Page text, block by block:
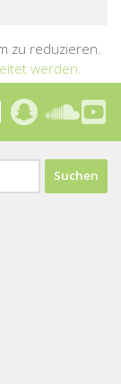
zu reduzieren.
werden.